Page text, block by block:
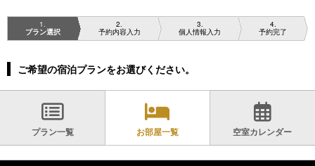
1
プラン選択
2
予約内容入力
3
個人情報入力
4
予約完了
ご希望の宿泊プランをお選びください。
プラン一覧 お部屋一覧 空室カレンダー